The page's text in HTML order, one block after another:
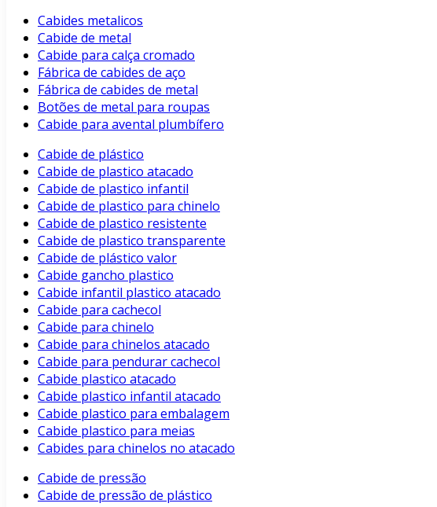
Cabides metalicos
Cabide de metal
Cabide para calça cromado
Fábrica de cabides de aço
Fábrica de cabides de metal
Botões de metal para roupas
Cabide para avental plumbífero
Cabide de plástico
Cabide de plastico atacado
Cabide de plastico infantil
Cabide de plastico para chinelo
Cabide de plastico resistente
Cabide de plastico transparente
Cabide de plástico valor
Cabide gancho plastico
Cabide infantil plastico atacado
Cabide para cachecol
Cabide para chinelo
Cabide para chinelos atacado
Cabide para pendurar cachecol
Cabide plastico atacado
Cabide plastico infantil atacado
Cabide plastico para embalagem
Cabide plastico para meias
Cabides para chinelos no atacado
Cabide de pressão
Cabide de pressão de plástico